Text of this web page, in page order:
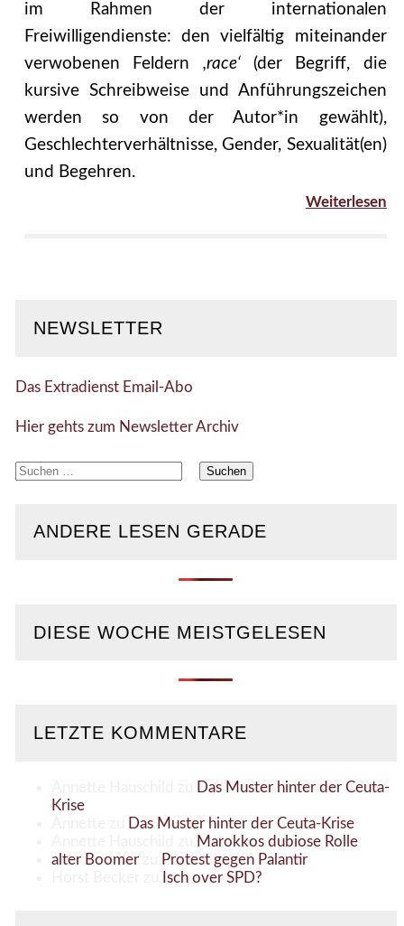
im Rahmen der internationalen
Freiwilligendienste: den vielfältig miteinander
verwobenen Feldern ,race‘(der Begriff, die
kursive Schreibweise und Anführungszeichen
werden so von der Autor*in gewählt),
Geschlechterverhältnisse, Gender, Sexualität(en)
und Begehren.
Weiterlesen
NEWSLETTER
Das Extradienst Email-Abo
Hier gehts zum Newsletter Archiv
Suchen
ANDERE LESEN GERADE
DIESE WOCHE MEISTGELESEN
LETZTE KOMMENTARE
Das Muster hinter der Ceuta-
Krise
Das Muster hinter der Ceuta-Krise
Marokkos dubiose Rolle
alter Boomerzu
Protest gegen Palantir
Isch over SPD?